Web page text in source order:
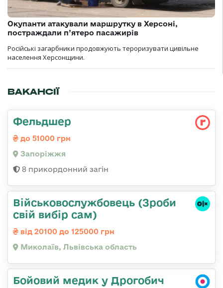
Окупанти атакували маршрутку в Херсоні,
постраждали п’ятеро пасажирів
Російські загарбники продовжують тероризувати цивільне
населення Херсонщини.
ВАКАНСІЇ
Фельдшер
до 51000 грн
Запоріжжя
8 прикордонний загін
Військовослужбовець (Зроби
свій вибір сам)
від 20100 до 125000 грн
Миколаїв, Львівська область
Бойовий медик у Дрогобич